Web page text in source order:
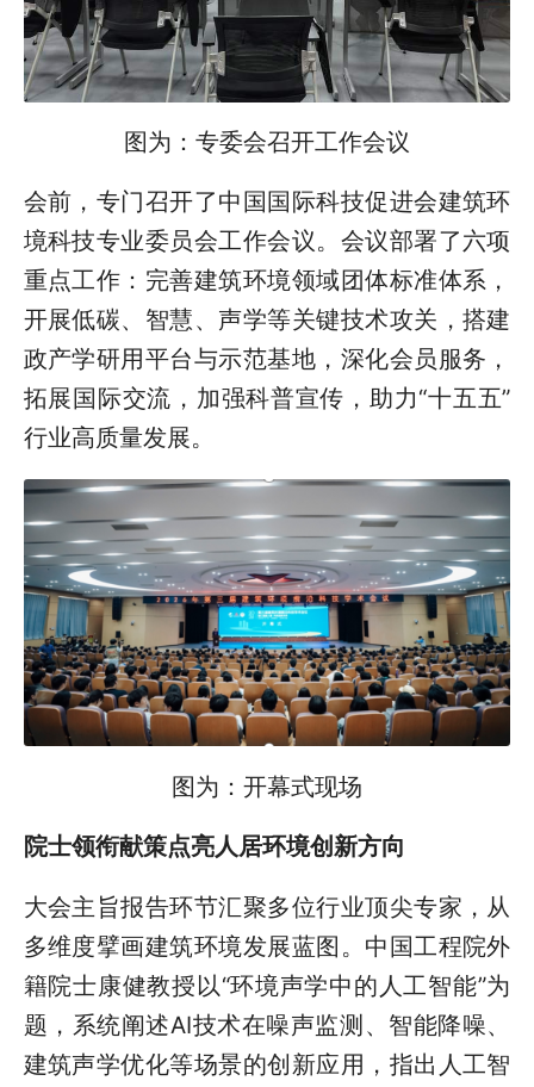
图为：专委会召开工作会议
会前，专门召开了中国国际科技促进会建筑环
境科技专业委员会工作会议。会议部署了六项
重点工作：完善建筑环境领域团体标准体系，
开展低碳、智慧、声学等关键技术攻关，搭建
政产学研用平台与示范基地，深化会员服务，
拓展国际交流，加强科普宣传，助力“十五五”
行业高质量发展。
图为：开幕式现场
院士领衔献策点亮人居环境创新方向
大会主旨报告环节汇聚多位行业顶尖专家，从
多维度擘画建筑环境发展蓝图。中国工程院外
籍院士康健教授以“环境声学中的人工智能”为
题，系统阐述AI技术在噪声监测、智能降噪、
建筑声学优化等场景的创新应用，指出人工智